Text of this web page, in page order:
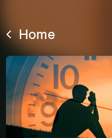
Home
This site uses
browse the site
Learn